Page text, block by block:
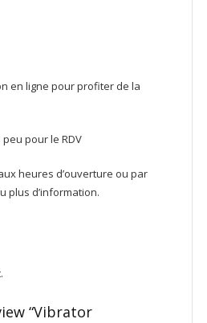
en ligne pour profiter de la
pour le RDV
heures d’ouverture ou par
plus d’information.
“Vibrator